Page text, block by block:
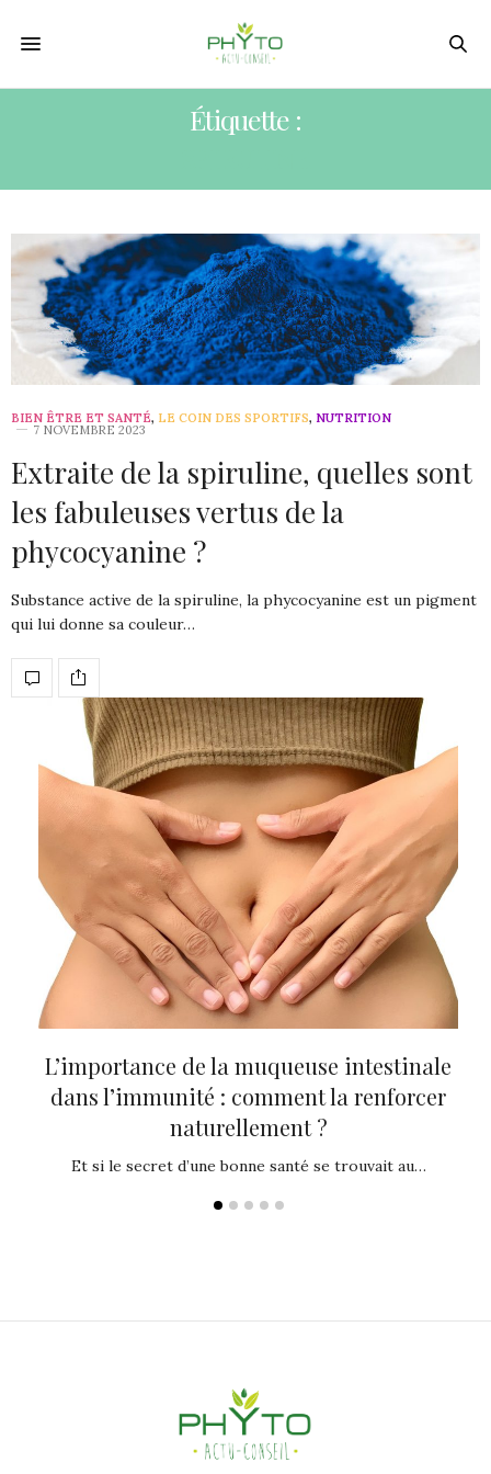
Étiquette :
BIEN ÊTRE ET SANTÉ, LE COIN DES SPORTIFS, NUTRITION
7 NOVEMBRE 2023
Extraite de la spiruline, quelles sont
les fabuleuses vertus de la
phycocyanine ?
Substance active de la spiruline, la phycocyanine est un pigment
qui lui donne sa couleur…
L’importance de la muqueuse intestinale
dans l’immunité : comment la renforcer
naturellement ?
Et si le secret d’une bonne santé se trouvait au…